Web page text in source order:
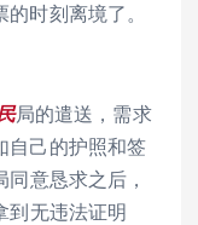
时刻离境了。
局的遣送，需求
自己的护照和签
同意恳求之后，
到无违法证明